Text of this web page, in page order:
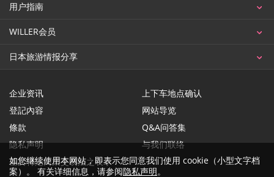
用户指南
WILLER会员
日本旅游情报分享
企业资讯
登記內容
條款
隐私声明
基於特定商業交易法之表示
上下车地点确认
网站导览
Q&A问答集
与我们联络
如您继续使用本网站，即表示您同意我们使用 cookie（小型文字档
案）。 有关详细信息，请参阅隐私声明。